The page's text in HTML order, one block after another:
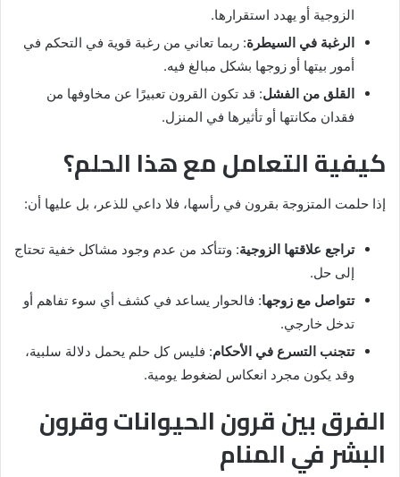
الزوجية أو يهدد استقرارها.
الرغبة في السيطرة: ربما تعاني من رغبة قوية في التحكم في
أمور بيتها أو زوجها بشكل مبالغ فيه.
القلق من الفشل: قد تكون القرون تعبيرًا عن مخاوفها من
فقدان مكانتها أو تأثيرها في المنزل.
كيفية التعامل مع هذا الحلم؟
إذا حلمت المتزوجة بقرون في رأسها، فلا داعي للذعر، بل عليها أن:
تراجع علاقتها الزوجية: وتتأكد من عدم وجود مشاكل خفية تحتاج
إلى حل.
تتواصل مع زوجها: فالحوار يساعد في كشف أي سوء تفاهم أو
تدخل خارجي.
تتجنب التسرع في الأحكام: فليس كل حلم يحمل دلالة سلبية،
وقد يكون مجرد انعكاس لضغوط يومية.
الفرق بين قرون الحيوانات وقرون
البشر في المنام